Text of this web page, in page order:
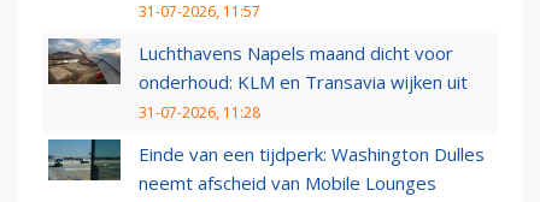
31-07-2026, 11:57
Luchthavens Napels maand dicht voor
onderhoud: KLM en Transavia wijken uit
31-07-2026, 11:28
Einde van een tijdperk: Washington Dulles
neemt afscheid van Mobile Lounges